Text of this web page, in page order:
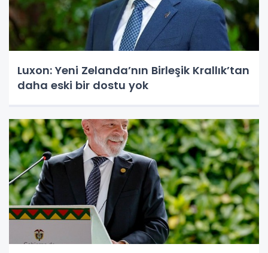
Luxon: Yeni Zelanda’nın Birleşik Krallık’tan
daha eski bir dostu yok